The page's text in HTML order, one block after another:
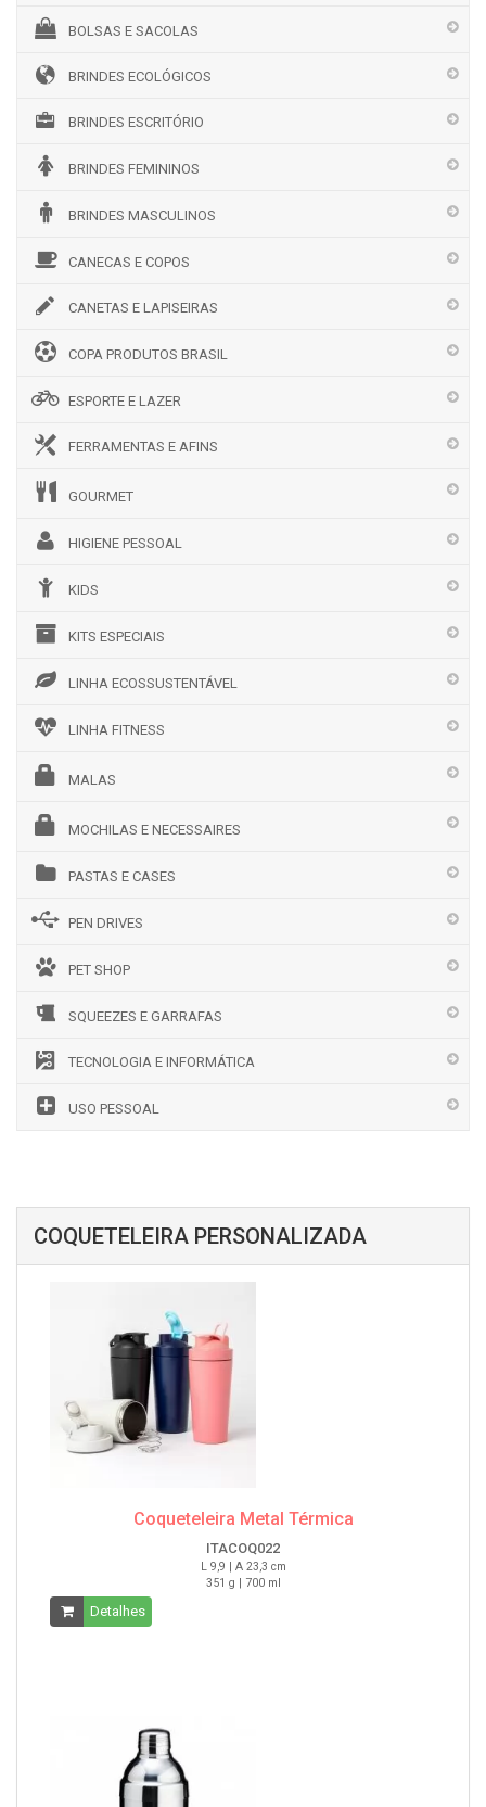
BOLSAS E SACOLAS
BRINDES ECOLÓGICOS
BRINDES ESCRITÓRIO
BRINDES FEMININOS
BRINDES MASCULINOS
CANECAS E COPOS
CANETAS E LAPISEIRAS
COPA PRODUTOS BRASIL
ESPORTE E LAZER
FERRAMENTAS E AFINS
GOURMET
HIGIENE PESSOAL
KIDS
KITS ESPECIAIS
LINHA ECOSSUSTENTÁVEL
LINHA FITNESS
MALAS
MOCHILAS E NECESSAIRES
PASTAS E CASES
PEN DRIVES
PET SHOP
SQUEEZES E GARRAFAS
TECNOLOGIA E INFORMÁTICA
USO PESSOAL
COQUETELEIRA PERSONALIZADA
Coqueteleira Metal Térmica
ITACOQ022
L 9,9 | A 23,3 cm
351 g | 700 ml
Detalhes